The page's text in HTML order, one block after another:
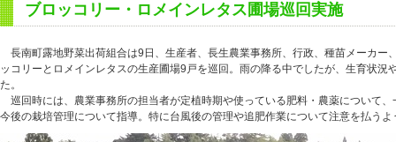
ブロッコリー・ロメインレタス圃場巡回実施
長南町露地野菜出荷組合は9日、生産者、長生農業事務所、行政、種苗メーカー
ッコリーとロメインレタスの生産圃場9戸を巡回。雨の降る中でしたが、生育状況
た。
巡回時には、農業事務所の担当者が定植時期や使っている肥料・農薬について
今後の栽培管理について指導。特に台風後の管理や追肥作業について注意を払う